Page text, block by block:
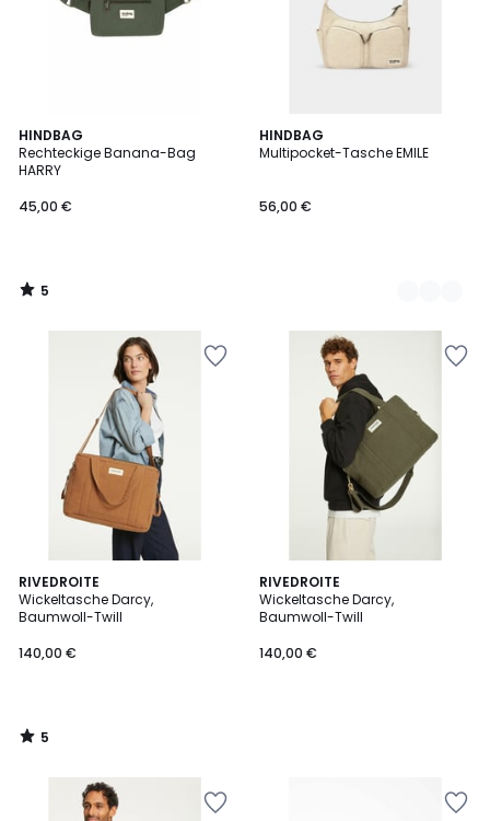
HINDBAG
Rechteckige Banana-Bag
HARRY
45,00 €
5
/
5
5
/
HINDBAG
Multipocket-Tasche EMILE
56,00 €
2
Farben
RIVEDROITE
Wickeltasche Darcy,
Baumwoll-Twill
140,00 €
5
/
5
5
/
RIVEDROITE
Wickeltasche Darcy,
Baumwoll-Twill
140,00 €